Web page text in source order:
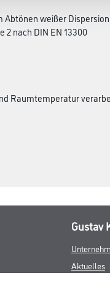
Abtönen weißer
nach DIN EN 13300
Raumtemperatur
Gustav
Aktuelles